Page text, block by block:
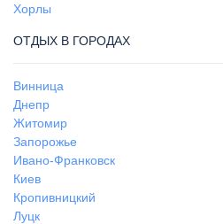
Хорлы
ОТДЫХ В ГОРОДАХ
Винница
Днепр
Житомир
Запорожье
Ивано-Франковск
Киев
Кропивницкий
Луцк